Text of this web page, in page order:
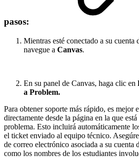
pasos:
Mientras esté conectado a su cuenta
navegue a Canvas.
En su panel de Canvas, haga clic en
a Problem.
Para obtener soporte más rápido, es mejor
directamente desde la página en la que
problema. Esto incluirá automáticamente
el ticket enviado al equipo técnico.
de correo electrónico asociada a su cuenta
como los nombres de los estudiantes